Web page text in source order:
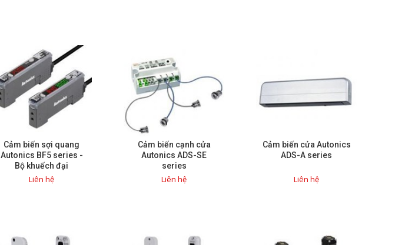
Cảm biến sợi quang
Autonics BF5 series -
Bộ khuếch đại
Liên hệ
Cảm biến cạnh cửa
Autonics ADS-SE
series
Liên hệ
Cảm biến cửa Autonics
ADS-A series
Liên hệ